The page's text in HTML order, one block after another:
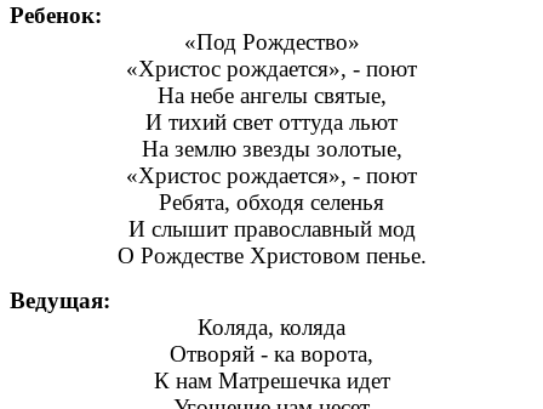
Ребенок:
«Под Рождество»
«Христос рождается», - поют
На небе ангелы святые,
И тихий свет оттуда льют
На землю звезды золотые,
«Христос рождается», - поют
Ребята, обходя селенья
И слышит православный мод
О Рождестве Христовом пенье.
Ведущая:
Коляда, коляда
Отворяй - ка ворота,
К нам Матрешечка идет